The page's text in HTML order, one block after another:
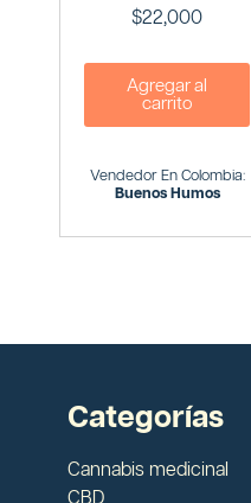
$22,000
Agregar al
carrito
Vendedor En Colombia:
Buenos Humos
Categorías
Cannabis medicinal
CBD